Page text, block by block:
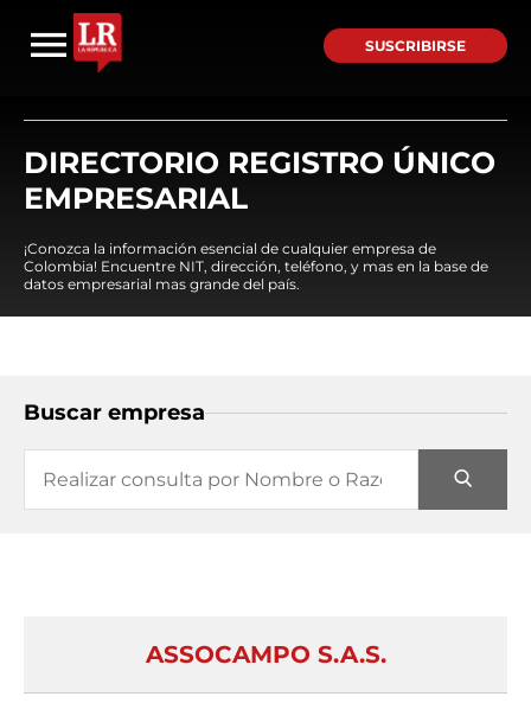
SUSCRIBIRSE
DIRECTORIO REGISTRO ÚNICO
EMPRESARIAL
¡Conozca la información esencial de cualquier empresa de
Colombia! Encuentre NIT, dirección, teléfono, y mas en la base de
datos empresarial mas grande del país.
Buscar empresa
ASSOCAMPO S.A.S.